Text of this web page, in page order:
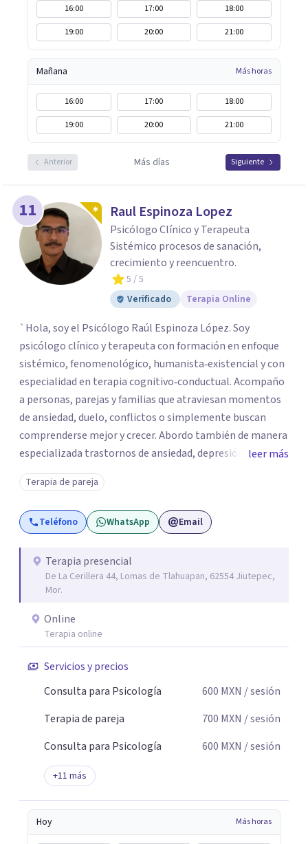
16:00 17:00
18:00
19:00
20:00 21:00
Mañana Más horas
16:00 17:00
18:00
19:00
20:00 21:00
Anterior Más días Siguiente
11 Raul Espinoza Lopez
Psicólogo Clínico y Terapeuta
Sistémico procesos de sanación,
crecimiento y reencuentro.
5 / 5
Verificado
Terapia Online
`Hola, soy el Psicólogo Raúl Espinoza López. Soy
psicólogo clínico y terapeuta con formación en enfoque
sistémico, fenomenológico, humanista‑existencial y con
especialidad en terapia cognitivo‑conductual. Acompaño
a personas, parejas y familias que atraviesan momentos
de ansiedad, duelo, conflictos o simplemente buscan
comprenderse mejor y crecer. Abordo también de manera
especializada trastornos de ansiedad, depresión,
trastornos de atención e hiperactividad, trastornos del
estado de ánimo, problemas emocionales y
conductuales, así como dificultades en el manejo del
estrés y las emociones. Mi espacio es seguro, respetuoso
mi labor es escucharte con atención, acompañarte a dar
sentido a lo que vives y construir juntos caminos hacia tu
bienestar. Gracias por confiar en este camino.`
leer más
Terapia de pareja
Teléfono WhatsApp Email
Terapia presencial
De La Cerillera 44, Lomas de Tlahuapan, 62554 Jiutepec,
Mor.
Online
Terapia online
Servicios y precios
Consulta para Psicología
600 MXN / sesión
Terapia de pareja
700 MXN / sesión
Consulta para Psicología
600 MXN / sesión
+11 más
Hoy Más horas